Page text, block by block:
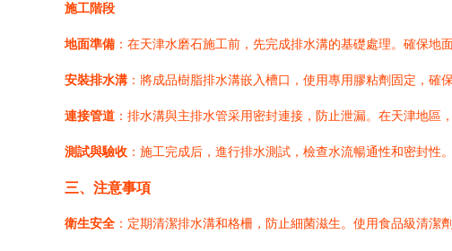
施工階段
地面準備 ：在天津水磨石施工前，先完成排水溝的基礎處理。確保地
安裝排水溝 ：將成品樹脂排水溝嵌入槽口，使用專用膠粘劑固定，確
連接管道 ：排水溝與主排水管采用密封連接，防止泄漏。在天津地區
測試與驗收 ：施工完成后，進行排水測試，檢查水流暢通性和密封性
三、注意事項
衛生安全 ：定期清潔排水溝和格柵，防止細菌滋生。使用食品級清潔